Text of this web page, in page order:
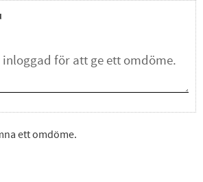
ett omdöme.